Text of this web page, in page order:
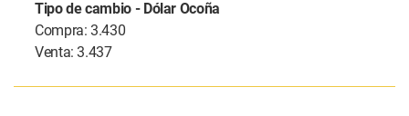
Tipo de cambio - Dólar Ocoña
Compra: 3.430
Venta: 3.437